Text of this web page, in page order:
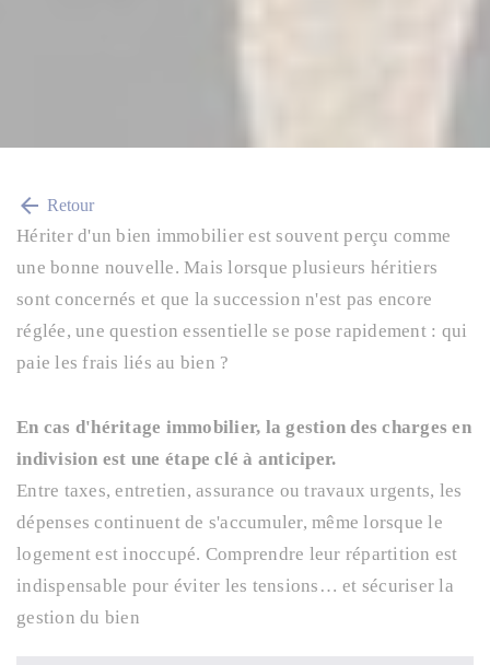
arrow_back Retour
Hériter d'un bien immobilier est souvent perçu comme
une bonne nouvelle. Mais lorsque plusieurs héritiers
sont concernés et que la succession n'est pas encore
réglée, une question essentielle se pose rapidement : qui
paie les frais liés au bien ?
En cas d'héritage immobilier, la gestion des charges en
indivision est une étape clé à anticiper.
Entre taxes, entretien, assurance ou travaux urgents, les
dépenses continuent de s'accumuler, même lorsque le
logement est inoccupé. Comprendre leur répartition est
indispensable pour éviter les tensions… et sécuriser la
gestion du bien